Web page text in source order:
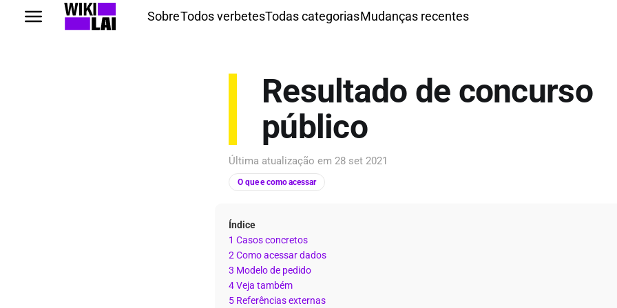
SobreTodos verbetesTodas categoriasMudanças recentes
Resultado de concurso
público
Última atualização em 28 set 2021
O que e como acessar
Índice
1 Casos concretos
2 Como acessar dados
3 Modelo de pedido
4 Veja também
5 Referências externas